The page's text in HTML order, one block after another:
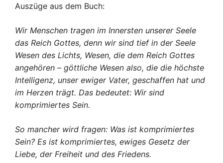
Auszüge aus dem Buch:
Wir Menschen tragen im Innersten unserer Seele
das Reich Gottes, denn wir sind tief in der Seele
Wesen des Lichts, Wesen, die dem Reich Gottes
angehören – göttliche Wesen also, die die höchste
Intelligenz, unser ewiger Vater, geschaffen hat und
im Herzen trägt. Das bedeutet: Wir sind
komprimiertes Sein.
So mancher wird fragen: Was ist komprimiertes
Sein? Es ist komprimiertes, ewiges Gesetz der
Liebe, der Freiheit und des Friedens.